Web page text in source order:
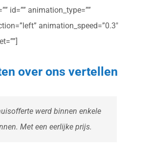
id=”” animation_type=””
animation_speed=”0.3″
over ons vertellen
werd binnen enkele
Met een eerlijke prijs.